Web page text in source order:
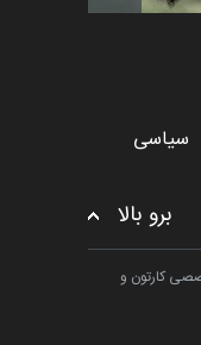
سیاسی
برو بالا
کارتون و